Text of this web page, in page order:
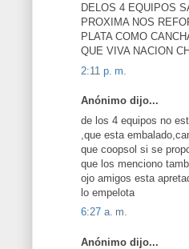
DELOS 4 EQUIPOS
PROXIMA NOS
PLATA COMO
QUE VIVA NACION
2:11 p. m.
Anónimo dijo...
de los 4 equipos no
,que esta
que coopsol si se
que los menciono
ojo amigos esta
lo empelota
6:27 a. m.
Anónimo dijo...